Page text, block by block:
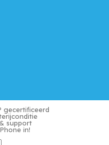
gecertificeerd
support
in!